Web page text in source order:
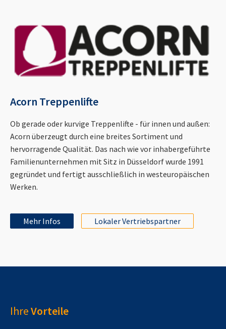
Acorn Treppenlifte
Ob gerade oder kurvige Treppenlifte - für innen und außen:
Acorn überzeugt durch eine breites Sortiment und
hervorragende Qualität. Das nach wie vor inhabergeführte
Familienunternehmen mit Sitz in Düsseldorf wurde 1991
gegründet und fertigt ausschließlich in westeuropäischen
Werken.
Mehr Infos Lokaler Vertriebspartner
IhreVorteile